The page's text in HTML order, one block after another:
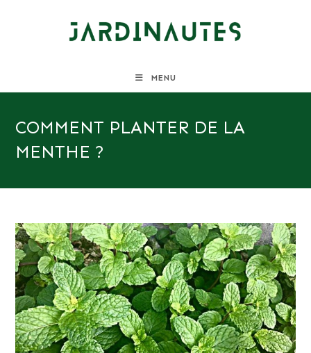
MENU
COMMENT PLANTER DE LA
MENTHE ?